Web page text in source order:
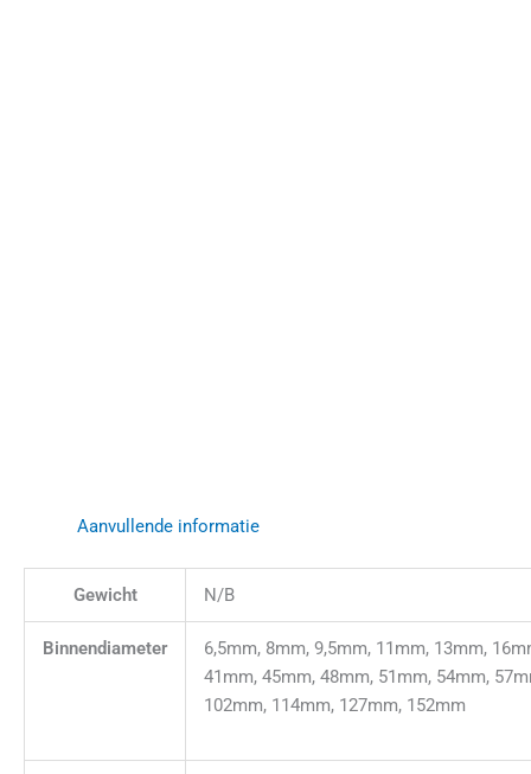
Aanvullende informatie
Gewicht N/B
Binnendiameter
6,5mm, 8mm, 9,5mm, 11mm, 13mm,
41mm, 45mm, 48mm, 51mm, 54mm,
102mm, 114mm, 127mm, 152mm